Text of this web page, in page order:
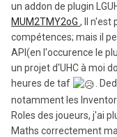
un addon de plugin
MUM2TMY2oG , Il n'est
compétences; mais il
API(en l'occurence le
un projet d'UHC à moi
heures de taf
.
notamment les
Roles des joueurs, j'ai
Maths correctement